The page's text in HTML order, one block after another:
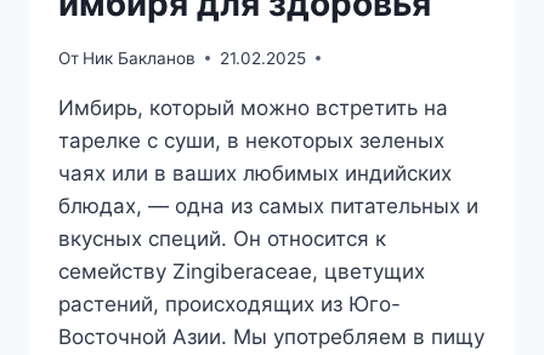
От Ник Бакланов 21.02.2025
Имбирь, который можно встретить на
тарелке с суши, в некоторых зеленых
чаях или в ваших любимых индийских
блюдах, — одна из самых питательных и
вкусных специй. Он относится к
семейству Zingiberaceae, цветущих
растений, происходящих из Юго-
Восточной Азии. Мы употребляем в пищу